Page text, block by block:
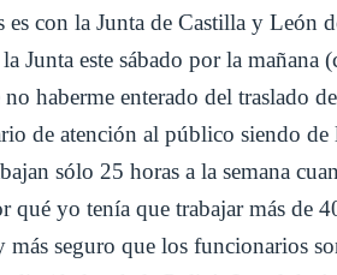
es con la Junta de Castilla y León
Junta este sábado por la mañana
no haberme enterado del traslado
de atención al público siendo de
sólo 25 horas a la semana
qué yo tenía que trabajar más de
más seguro que los funcionarios